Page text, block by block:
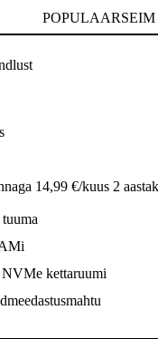
POPULAARSEIM
14,99 €/kuus 2
NVMe kettaruumi